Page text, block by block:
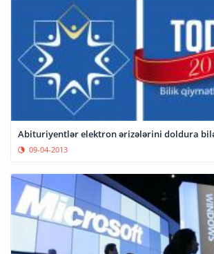
Abituriyentlər elektron ərizələrini doldura
09-04-2013